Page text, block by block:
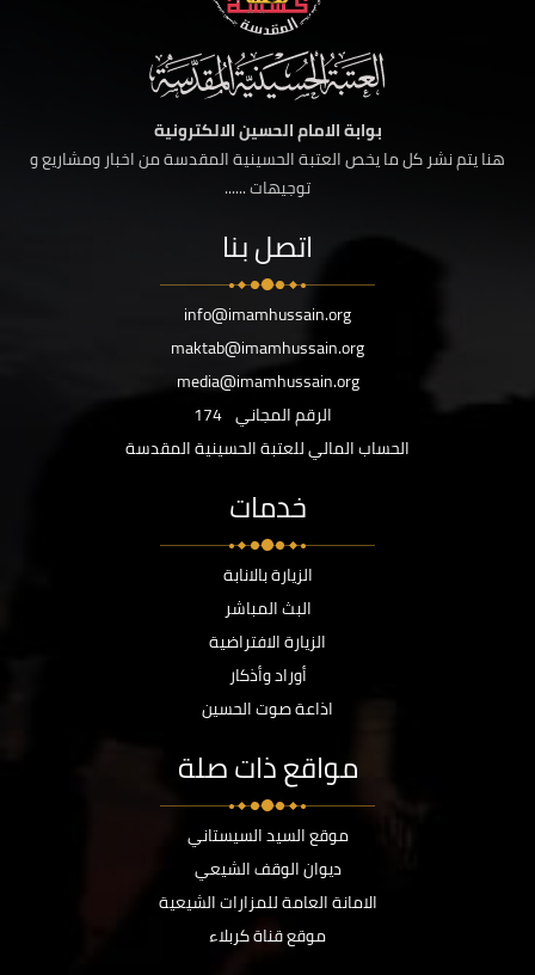
بوابة الامام الحسين الالكترونية
هنا يتم نشر كل ما يخص العتبة الحسينية المقدسة من اخبار ومشاريع و
توجيهات ......
اتصل بنا
info@imamhussain.org
maktab@imamhussain.org
media@imamhussain.org
الرقم المجاني 174
الحساب المالي للعتبة الحسينية المقدسة
خدمات
الزيارة بالانابة
البث المباشر
الزيارة الافتراضية
أوراد وأذكار
اذاعة صوت الحسين
مواقع ذات صلة
موقع السيد السيستاني
ديوان الوقف الشيعي
الامانة العامة للمزارات الشيعية
موقع قناة كربلاء